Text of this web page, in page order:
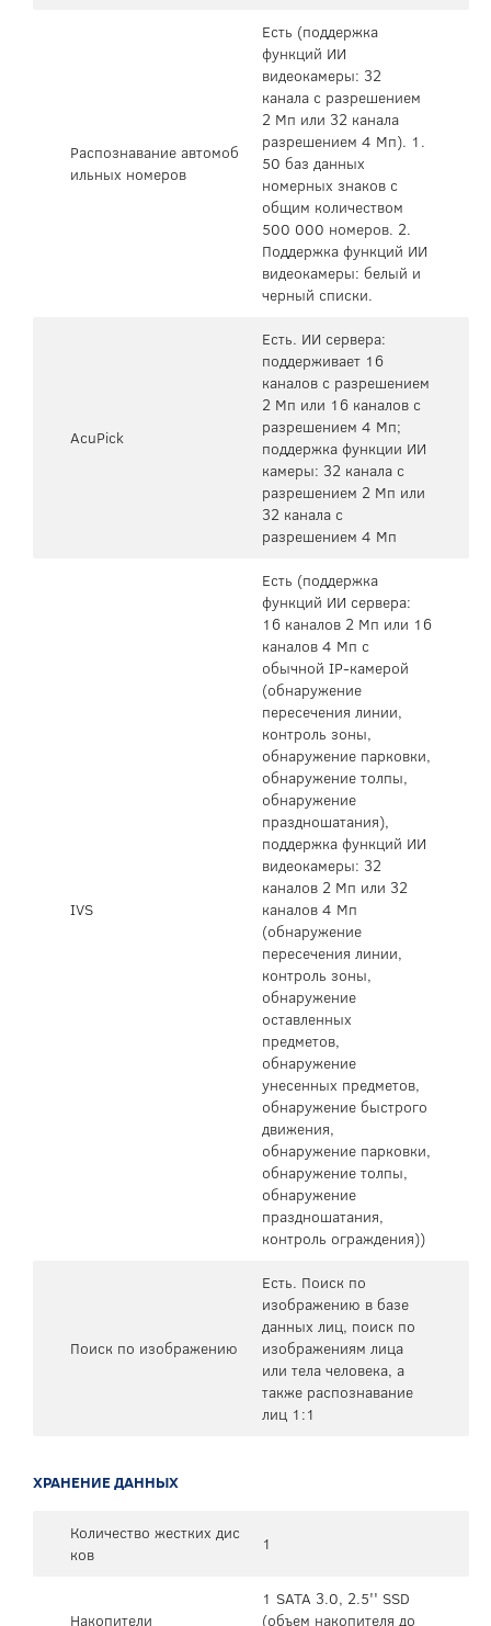
Распознавание автомоб
ильных номеров
Есть (поддержка
функций ИИ
видеокамеры: 32
канала с разрешением
2 Мп или 32 канала
разрешением 4 Мп). 1.
50 баз данных
номерных знаков с
общим количеством
500 000 номеров. 2.
Поддержка функций ИИ
видеокамеры: белый и
черный списки.
AcuPick
Есть. ИИ сервера:
поддерживает 16
каналов с разрешением
2 Мп или 16 каналов с
разрешением 4 Мп;
поддержка функции ИИ
камеры: 32 канала с
разрешением 2 Мп или
32 канала с
разрешением 4 Мп
IVS
Есть (поддержка
функций ИИ сервера:
16 каналов 2 Мп или 16
каналов 4 Мп с
обычной IP-камерой
(обнаружение
пересечения линии,
контроль зоны,
обнаружение парковки,
обнаружение толпы,
обнаружение
праздношатания),
поддержка функций ИИ
видеокамеры: 32
каналов 2 Мп или 32
каналов 4 Мп
(обнаружение
пересечения линии,
контроль зоны,
обнаружение
оставленных
предметов,
обнаружение
унесенных предметов,
обнаружение быстрого
движения,
обнаружение парковки,
обнаружение толпы,
обнаружение
праздношатания,
контроль ограждения))
Поиск по изображению
Есть. Поиск по
изображению в базе
данных лиц, поиск по
изображениям лица
или тела человека, а
также распознавание
лиц 1:1
ХРАНЕНИЕ ДАННЫХ
Количество жестких дис
ков
1
Накопители
1 SATA 3.0, 2.5'' SSD
(объем накопителя до